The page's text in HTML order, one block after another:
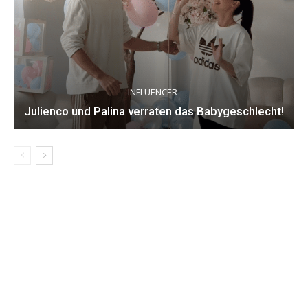
INFLUENCER
Julienco und Palina verraten das Babygeschlecht!